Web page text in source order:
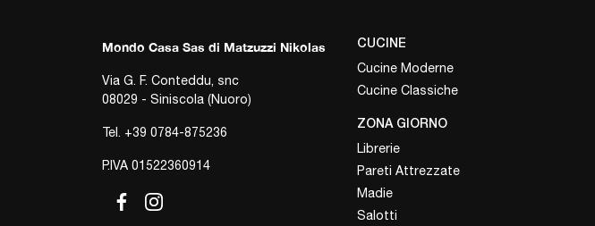
Mondo Casa Sas di Matzuzzi Nikolas
Via G. F. Conteddu, snc
08029 - Siniscola (Nuoro)
Tel. +39 0784-875236
P.IVA 01522360914
CUCINE
Cucine Moderne
Cucine Classiche
ZONA GIORNO
Librerie
Pareti Attrezzate
Madie
Salotti